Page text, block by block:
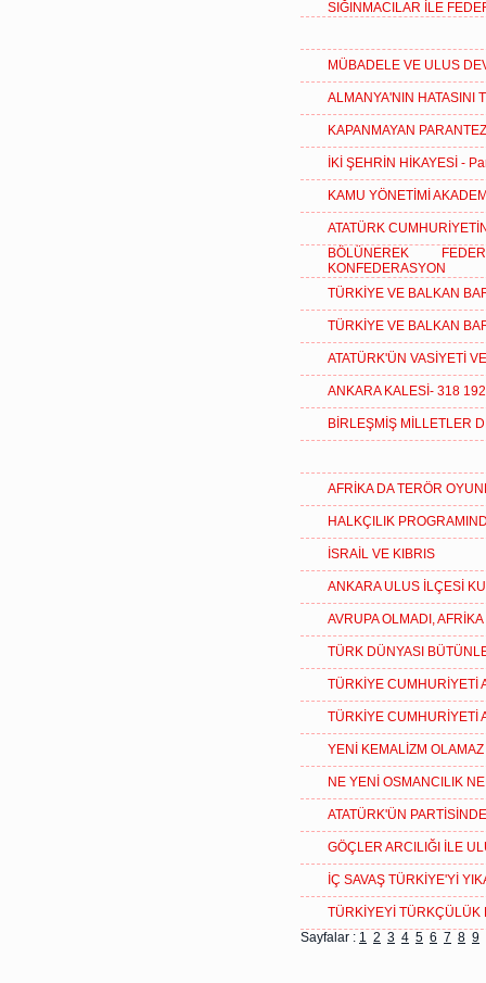
SIĞINMACILAR İLE
MÜBADELE VE ULUS
ALMANYA'NIN HATASINI
KAPANMAYAN
İKİ ŞEHRİN HİKAYESİ -
KAMU YÖNETİMİ
ATATÜRK
BÖLÜNEREK
KONFEDERASYON
TÜRKİYE VE BALKAN
TÜRKİYE VE BALKAN
ATATÜRK'ÜN VASİYETİ
ANKARA KALESİ- 318
BİRLEŞMİŞ MİLLETLER
AFRİKA DA TERÖR
HALKÇILIK
İSRAİL VE KIBRIS
ANKARA ULUS İLÇESİ
AVRUPA OLMADI,
TÜRK DÜNYASI
TÜRKİYE CUMHURİYETİ
TÜRKİYE CUMHURİYETİ
YENİ KEMALİZM
NE YENİ OSMANCILIK
ATATÜRK'ÜN
GÖÇLER ARCILIĞI İLE
İÇ SAVAŞ TÜRKİYE'Yİ
TÜRKİYEYİ TÜRKÇÜLÜK
Sayfalar : 1 2 3 4 5 6 7 8 9